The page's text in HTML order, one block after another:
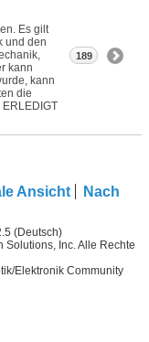
Es gilt
und den
kann
kann
die
189
Ansicht
Nach
(Deutsch)
Inc. Alle Rechte
Elektronik Community